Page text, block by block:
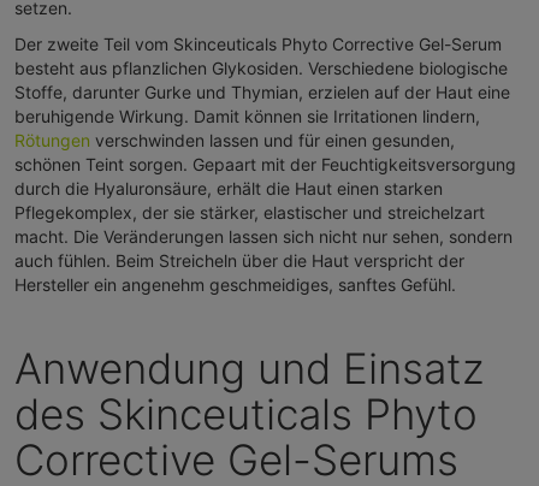
setzen.
Der zweite Teil vom Skinceuticals Phyto Corrective Gel-Serum
besteht aus pflanzlichen Glykosiden. Verschiedene biologische
Stoffe, darunter Gurke und Thymian, erzielen auf der Haut eine
beruhigende Wirkung. Damit können sie Irritationen lindern,
Rötungen verschwinden lassen und für einen gesunden,
schönen Teint sorgen. Gepaart mit der Feuchtigkeitsversorgung
durch die Hyaluronsäure, erhält die Haut einen starken
Pflegekomplex, der sie stärker, elastischer und streichelzart
macht. Die Veränderungen lassen sich nicht nur sehen, sondern
auch fühlen. Beim Streicheln über die Haut verspricht der
Hersteller ein angenehm geschmeidiges, sanftes Gefühl.
Anwendung und Einsatz
des Skinceuticals Phyto
Corrective Gel-Serums